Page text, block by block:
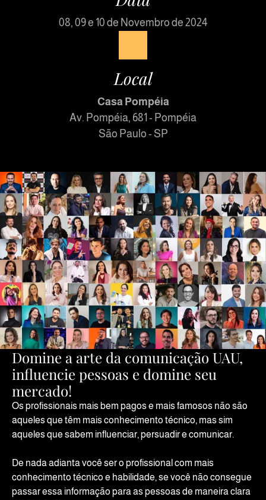
08, 09 e 10 de Novembro de 2024
Local
Casa Pompéia
Av. Pompéia, 681 - Pompéia
São Paulo - SP
Domine a arte da comunicação UAU,
influencie pessoas e domine seu
mercado!
Os profissionais mais bem pagos e mais famosos não são
aqueles que têm mais conhecimento técnico, mas sim
aqueles que sabem influenciar, persuadir e comunicar.
De nada adianta você ser o profissional com mais
conhecimento técnico e habilidade, se você não consegue
passar essa informação para as pessoas de maneira clara